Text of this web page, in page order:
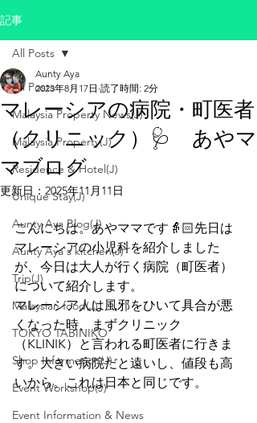
記事
All Posts
Malaysia Property News(J)
Malaysia Property(J)
Residence & Hotel(J)
Unique Stay(J)
Aunty Aya Blog(J)
Aunty Aya's kitchen(J)
Trip(J)
Malaysian food(J)
TOKYO TABINIKO
Shop Informetion(J)
Event Workshop(J)
Event Information & News
All Posts
マレーシアの病院・町医者
（クリニック）🩺 あやマ
マブログ
Aunty Aya
2023年8月17日 読了時間: 2分
更新日： 2025年11月11日
こんにちは。あやママです👵🏻先日は
マレーシアの小児科を紹介しました
が、今日は大人が行く病院（町医者）
について紹介します。
マレーシア人は風邪をひいて具合が悪
くなった時、まずクリニック
（KLINIK）と言われる町医者に行きま
す。大きい病院だと遠いし、値段も高
いから。これは日本と同じです。